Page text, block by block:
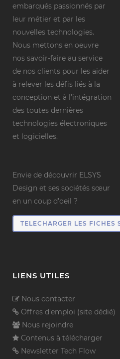
embarqués passionnés par
leur métier et par les
nouvelles technologies.
Nous mettons en oeuvre
nos savoir-faire au service
de nos clients pour les aider
à relever les défis liés à la
conception et à l’intégration
des toutes dernières
technologies électroniques
et logicielles.
Envie de découvrir ELSYS
Design et ses sociétés sœur
en un coup d’oeil ?
TELECHARGER LES FICHES
LIENS UTILES
Nous contacter
Offres d'emploi (site dédié)
Nous rejoindre
Contenus à télécharger
Newsletter Tech Flow